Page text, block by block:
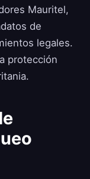
Mauritel,
de
legales.
protección